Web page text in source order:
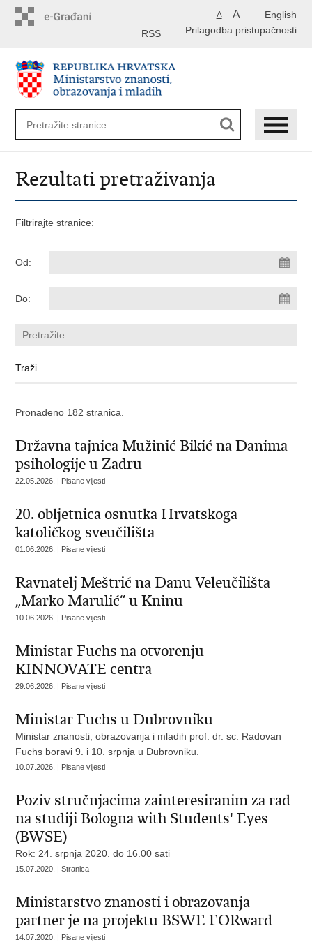
English
A A
Prilagodba pristupačnosti
RSS
Rezultati pretraživanja
Filtrirajte stranice:
Od:
Do:
Pronađeno 182 stranica.
Državna tajnica Mužinić Bikić na Danima
psihologije u Zadru
22.05.2026. | Pisane vijesti
20. obljetnica osnutka Hrvatskoga
katoličkog sveučilišta
01.06.2026. | Pisane vijesti
Ravnatelj Meštrić na Danu Veleučilišta
„Marko Marulić“ u Kninu
10.06.2026. | Pisane vijesti
Ministar Fuchs na otvorenju
KINNOVATE centra
29.06.2026. | Pisane vijesti
Ministar Fuchs u Dubrovniku
Ministar znanosti, obrazovanja i mladih prof. dr. sc. Radovan
Fuchs boravi 9. i 10. srpnja u Dubrovniku.
10.07.2026. | Pisane vijesti
Poziv stručnjacima zainteresiranim za rad
na studiji Bologna with Students' Eyes
(BWSE)
Rok: 24. srpnja 2020. do 16.00 sati
15.07.2020. | Stranica
Ministarstvo znanosti i obrazovanja
partner je na projektu BSWE FORward
14.07.2020. | Pisane vijesti